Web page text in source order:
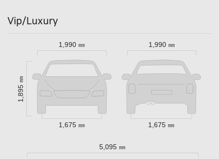
Vip/Luxury
1,990 ㎜ 1,990 ㎜
1,895 ㎜
1,675 ㎜ 1,675 ㎜
5,095 ㎜